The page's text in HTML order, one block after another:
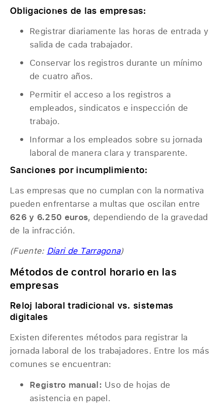
Obligaciones de las empresas:
Registrar diariamente las horas de entrada y
salida de cada trabajador.
Conservar los registros durante un mínimo
de cuatro años.
Permitir el acceso a los registros a
empleados, sindicatos e inspección de
trabajo.
Informar a los empleados sobre su jornada
laboral de manera clara y transparente.
Sanciones por incumplimiento:
Las empresas que no cumplan con la normativa
pueden enfrentarse a multas que oscilan entre
626 y 6.250 euros, dependiendo de la gravedad
de la infracción.
(Fuente: Diari de Tarragona)
Métodos de control horario en las
empresas
Reloj laboral tradicional vs. sistemas
digitales
Existen diferentes métodos para registrar la
jornada laboral de los trabajadores. Entre los más
comunes se encuentran:
Registro manual: Uso de hojas de
asistencia en papel.